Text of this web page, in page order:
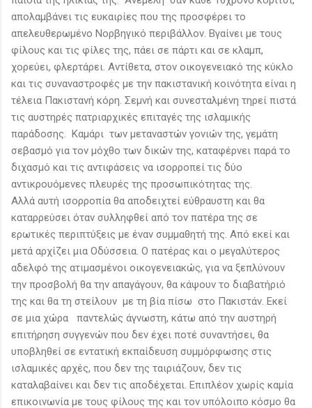
απολαμβάνει τις ευκαιρίες που της προσφέρει το
απελευθερωμένο Νορβηγικό περιβάλλον. Βγαίνει με τους
φίλους και τις φίλες της, πάει σε πάρτι και σε κλαμπ,
χορεύει, φλερτάρει. Αντίθετα, στον οικογενειακό της κύκλο
και τις συναναστροφές με την πακιστανική κοινότητα είναι η
τέλεια Πακιστανή κόρη. Σεμνή και συνεσταλμένη τηρεί πιστά
τις αυστηρές πατριαρχικές επιταγές της ισλαμικής
παράδοσης. Καμάρι των μεταναστών γονιών της, γεμάτη
σεβασμό για τον μόχθο των δικών της, καταφέρνει παρά το
διχασμό και τις αντιφάσεις να ισορροπεί τις δύο
αντικρουόμενες πλευρές της προσωπικότητας της.
Αλλά αυτή ισορροπία θα αποδειχτεί εύθραυστη και θα
καταρρεύσει όταν συλληφθεί από τον πατέρα της σε
ερωτικές περιπτύξεις με έναν συμμαθητή της. Από εκεί και
μετά αρχίζει μια Οδύσσεια. Ο πατέρας και ο μεγαλύτερος
αδελφό της ατιμασμένοι οικογενειακώς, για να ξεπλύνουν
την προσβολή θα την απαγάγουν, θα κάψουν το διαβατήριό
της και θα τη στείλουν με τη βία πίσω στο Πακιστάν. Εκεί
σε μια χώρα παντελώς άγνωστη, κάτω από την αυστηρή
επιτήρηση συγγενών που δεν έχει ποτέ συναντήσει, θα
υποβληθεί σε εντατική εκπαίδευση συμμόρφωσης στις
ισλαμικές αρχές, που δεν της ταιριάζουν, δεν τις
καταλαβαίνει και δεν τις αποδέχεται. Επιπλέον χωρίς καμία
επικοινωνία με τους φίλους της και τον υπόλοιπο κόσμο θα